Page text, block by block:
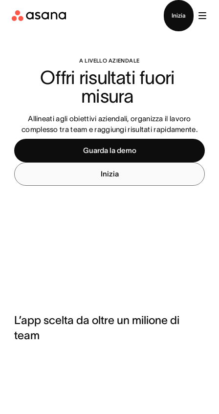
Inizia
A LIVELLO AZIENDALE
Offri risultati fuori
misura
Allineati agli obiettivi aziendali, organizza il lavoro
complesso tra team e raggiungi risultati rapidamente.
Guarda la demo
Inizia
L’app scelta da oltre un milione di
team